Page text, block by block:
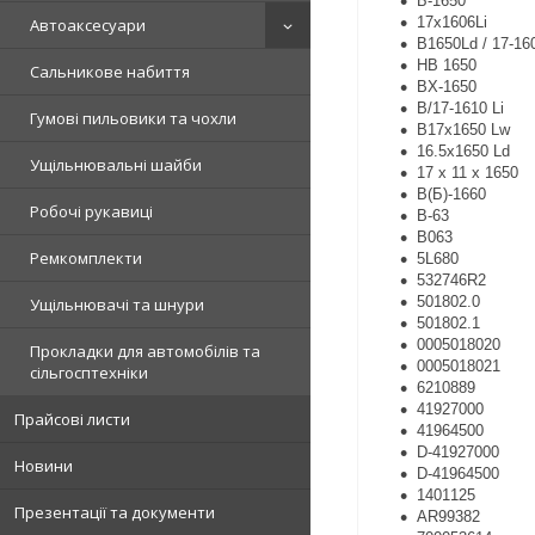
Автоаксесуари
Сальникове набиття
Гумові пильовики та чохли
Ущільнювальні шайби
Робочі рукавиці
Ремкомплекти
Ущільнювачі та шнури
Прокладки для автомобілів та
сільгосптехніки
Прайсові листи
Новини
Презентації та документи
17x1606Li
B1650Ld / 17-
HB 1650
BX-1650
B/17-1610 Li
B17x1650 Lw
16.5х1650 Ld
17 x 11 x 1650
B(Б)-1660
B-63
B063
5L680
532746R2
501802.0
501802.1
0005018020
0005018021
6210889
41927000
41964500
D-41927000
D-41964500
1401125
AR99382